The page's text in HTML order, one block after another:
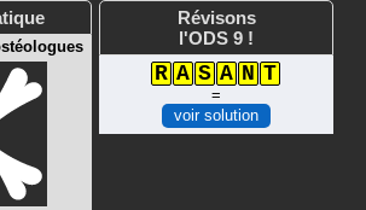
Révisons
l'ODS 9 !
R A S A N T
=
voir solution